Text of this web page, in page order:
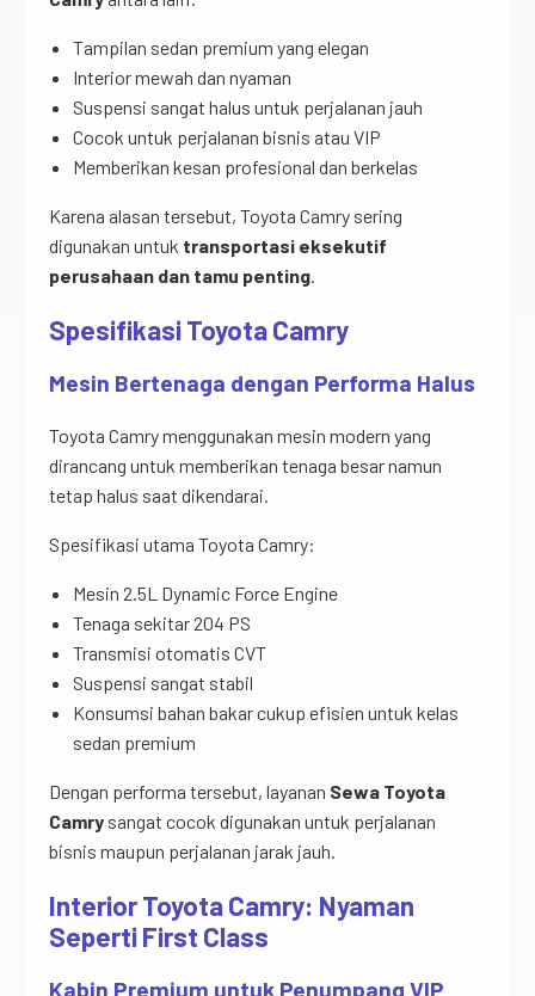
Tampilan sedan premium yang elegan
Interior mewah dan nyaman
Suspensi sangat halus untuk perjalanan jauh
Cocok untuk perjalanan bisnis atau VIP
Memberikan kesan profesional dan berkelas
Karena alasan tersebut, Toyota Camry sering
digunakan untuk transportasi eksekutif
perusahaan dan tamu penting.
Spesifikasi Toyota Camry
Mesin Bertenaga dengan Performa Halus
Toyota Camry menggunakan mesin modern yang
dirancang untuk memberikan tenaga besar namun
tetap halus saat dikendarai.
Spesifikasi utama Toyota Camry:
Mesin 2.5L Dynamic Force Engine
Tenaga sekitar 204 PS
Transmisi otomatis CVT
Suspensi sangat stabil
Konsumsi bahan bakar cukup efisien untuk kelas
sedan premium
Dengan performa tersebut, layanan Sewa Toyota
Camry sangat cocok digunakan untuk perjalanan
bisnis maupun perjalanan jarak jauh.
Interior Toyota Camry: Nyaman
Seperti First Class
Kabin Premium untuk Penumpang VIP